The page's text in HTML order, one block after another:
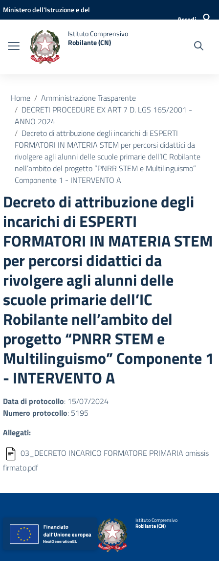
Vai ai contenuti
Vai al menu di navigazione
Vai al footer
Ministero dell'Istruzione e del
Accedi
Istituto Comprensivo
Robilante (CN)
Home
Amministrazione Trasparente
DECRETI PROCEDURE EX ART 7 D. LGS 165/2001 -
ANNO 2024
Decreto di attribuzione degli incarichi di ESPERTI
FORMATORI IN MATERIA STEM per percorsi didattici da
rivolgere agli alunni delle scuole primarie dell’IC Robilante
nell’ambito del progetto “PNRR STEM e Multilinguismo”
Componente 1 - INTERVENTO A
Decreto di attribuzione degli
incarichi di ESPERTI
FORMATORI IN MATERIA STEM
per percorsi didattici da
rivolgere agli alunni delle
scuole primarie dell’IC
Robilante nell’ambito del
progetto “PNRR STEM e
Multilinguismo” Componente 1
- INTERVENTO A
Data di protocollo: 15/07/2024
Numero protocollo: 5195
Allegati:
03_DECRETO INCARICO FORMATORE PRIMARIA omissis
firmato.pdf
Istituto Comprensivo
Robilante (CN)